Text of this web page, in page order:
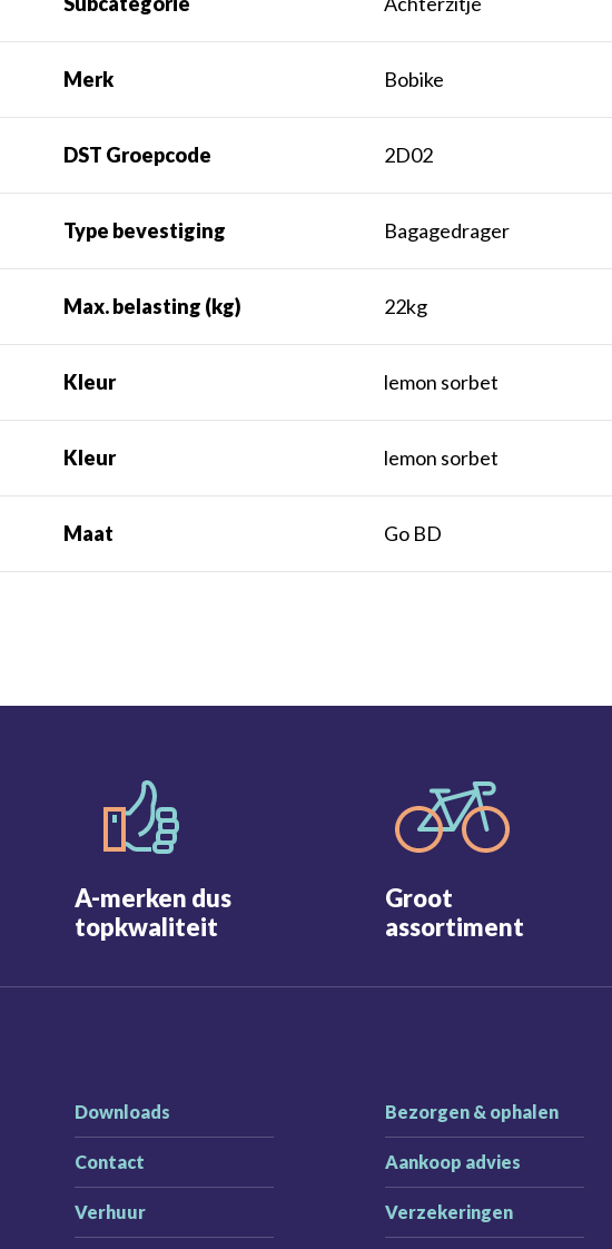
Merk Bobike
DST Groepcode 2D02
Type bevestiging Bagagedrager
Max. belasting (kg) 22kg
Kleur lemon sorbet
Kleur lemon sorbet
Maat Go BD
A-merken dus
topkwaliteit
Groot
assortiment
Downloads
Contact
Verhuur
Bezorgen & ophalen
Aankoop advies
Verzekeringen